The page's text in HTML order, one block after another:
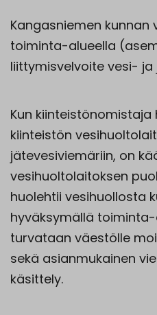
Kangasniemen kunnan
toiminta-alueella
liittymisvelvoite vesi-
Kun
kiinteistön
jätevesiviemäriin, on
vesihuoltolaitoksen
huolehtii vesihuollosta
hyväksymällä toiminta-
turvataan väestölle
sekä asianmukainen
käsittely.